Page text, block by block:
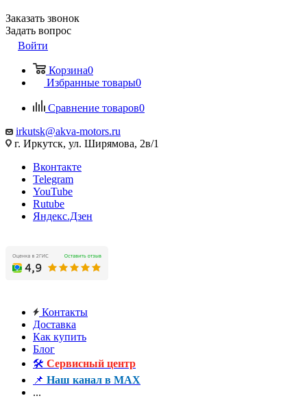
Заказать звонок
Задать вопрос
Войти
Корзина0
Избранные товары0
Сравнение товаров0
irkutsk@akva-motors.ru
г. Иркутск, ул. Ширямова, 2в/1
Вконтакте
Telegram
YouTube
Rutube
Яндекс.Дзен
Контакты
Доставка
Как купить
Блог
🛠️ Сервисный центр
📌 Наш канал в MAX
...